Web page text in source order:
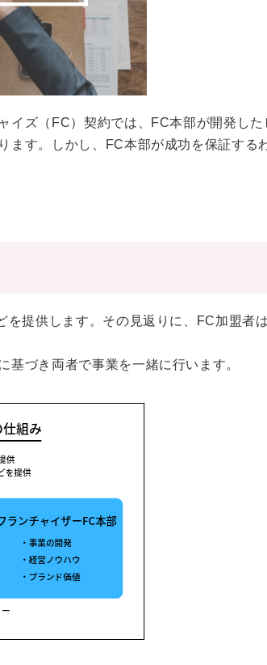
イズ（FC）契約では、FC本部が開発した
ます。しかし、FC本部が成功を保証する
提供します。その見返りに、FC加盟者
づき両者で事業を一緒に行います。